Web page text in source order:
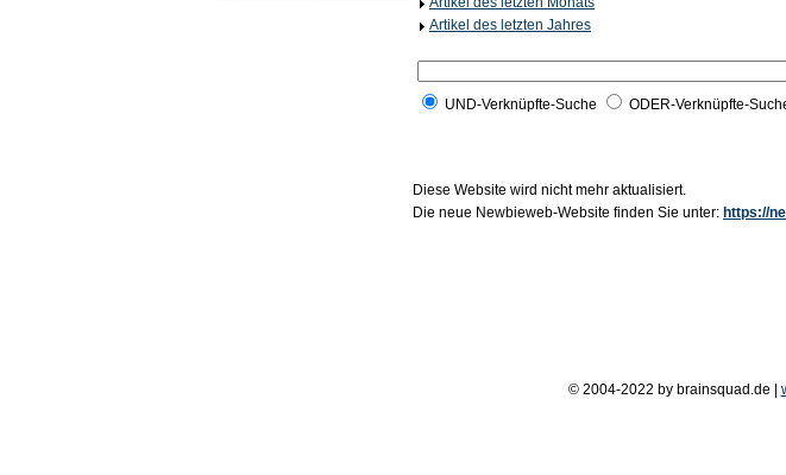
Artikel des letzten Jahres
UND-Verknüpfte-Suche ODER-Verknüpfte-
Diese Website wird nicht mehr aktualisiert.
Die neue Newbieweb-Website finden Sie unter: https://
© 2004-2022 by brainsquad.de |